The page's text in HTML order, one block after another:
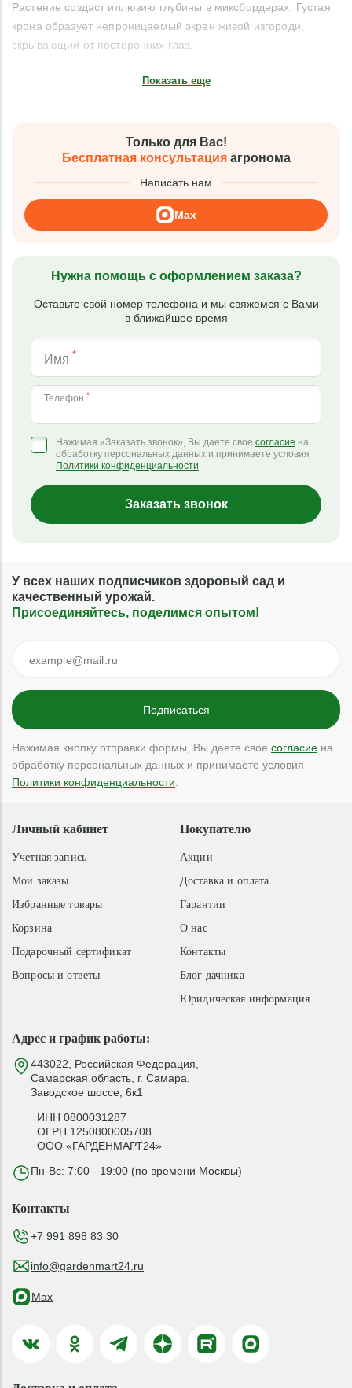
Растение создаст иллюзию глубины в миксбордерах. Густая
крона образует непроницаемый экран живой изгороди,
скрывающий от посторонних глаз.
Показать еще
Только для Вас!
Бесплатная консультацияагронома
Написать нам
Max
Нужна помощь с оформлением заказа?
Оставьте свой номер телефона и мы свяжемся с Вами
в ближайшее время
Имя *
Телефон *
Нажимая «Заказать звонок», Вы даете свое согласие на
обработку персональных данных и принимаете условия
Политики конфиденциальности.
Заказать звонок
У всех наших подписчиков здоровый сад и
качественный урожай.
Присоединяйтесь, поделимся опытом!
Нажимая кнопку отправки формы, Вы даете свое согласие на
обработку персональных данных и принимаете условия
Политики конфиденциальности
Адрес и график работы:
443022, Российская Федерация,
Самарская область, г. Самара,
Заводское шоссе, 6к1
ИНН 0800031287
ОГРН 1250800005708
ООО «ГАРДЕНМАРТ24»
Пн-Вс: 7:00 - 19:00 (по времени Москвы)
Покупателю
Акции
Доставка и оплата
Гарантии
О нас
Контакты
Блог дачника
Юридическая информация
Личный кабинет
Учетная запись
Мои заказы
Избранные товары
Корзина
Подарочный сертификат
Вопросы и ответы
Контакты
+7 991 898 83 30
info@gardenmart24.ru
Max